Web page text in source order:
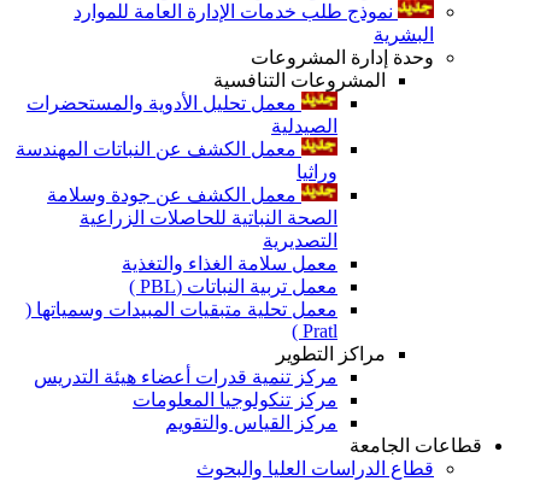
نموذج طلب خدمات الإدارة العامة للموارد
البشرية
وحدة إدارة المشروعات
المشروعات التنافسية
معمل تحليل الأدوية والمستحضرات
الصيدلية
معمل الكشف عن النباتات المهندسة
وراثيا
معمل الكشف عن جودة وسلامة
الصحة النباتية للحاصلات الزراعية
التصديرية
معمل سلامة الغذاء والتغذية
معمل تربية النباتات (PBL )
معمل تحلية متبقيات المبيدات وسمياتها (
Pratl )
مراكز التطوير
مركز تنمية قدرات أعضاء هيئة التدريس
مركز تنكولوجيا المعلومات
مركز القياس والتقويم
قطاعات الجامعة
قطاع الدراسات العليا والبحوث